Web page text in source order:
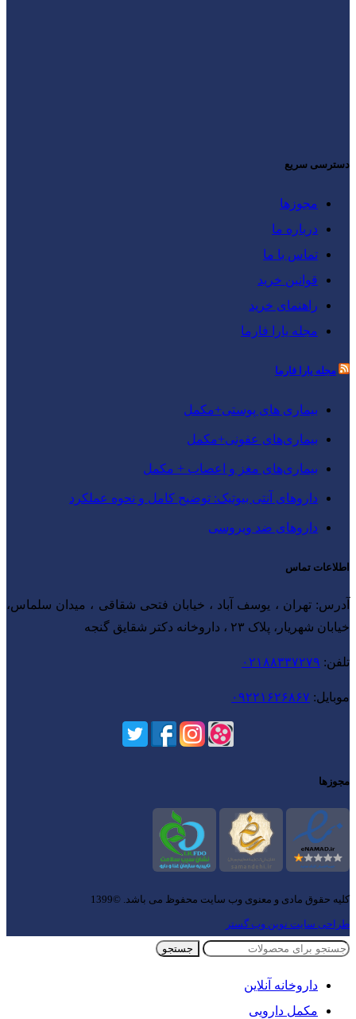
دسترسی سریع
مجوزها
درباره ما
تماس با ما
قوانین خرید
راهنمای خرید
مجله یارا فارما
مجله یارا فارما
بیماری‌ های پوستی+مکمل
بیماری‌های عفونی+مکمل
بیماری‌های مغز و اعصاب + مکمل
داروهای آنتی‌ بیوتیک: توضیح کامل و نحوه عملکرد
داروهای ضد ویروسی
اطلاعات تماس
آدرس: تهران ، یوسف آباد ، خیابان فتحی شقاقی ، میدان سلماس،
خیابان شهریار، پلاک ۲۳ ، داروخانه دکتر شقایق گنجه
تلفن: ۰۲۱۸۸۳۳۷۲۷۹
موبایل: ۰۹۲۲۱۶۲۶۸۶۷
مجوزها
کلیه حقوق مادی و معنوی وب سایت محفوظ می باشد. ©1399
طراحی سایت نوین وب گستر
جستجو
داروخانه آنلاین
مکمل دارویی